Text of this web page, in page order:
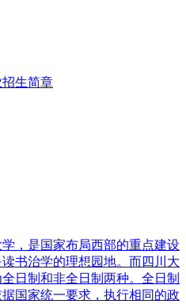
生简章
，是国家布局西部的重点建设
书治学的理想园地。而四川大
日制和非全日制两种。全日制
国家统一要求，执行相同的政